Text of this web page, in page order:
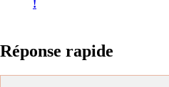
!
Réponse rapide